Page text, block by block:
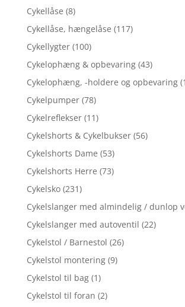
Cykellåse (8)
Cykellåse, hængelåse (117)
Cykellygter (100)
Cykelophæng & opbevaring (43)
Cykelophæng, -holdere og opbevaring
Cykelpumper (78)
Cykelreflekser (11)
Cykelshorts & Cykelbukser (56)
Cykelshorts Dame (53)
Cykelshorts Herre (73)
Cykelsko (231)
Cykelslanger med almindelig / dunlop
Cykelslanger med autoventil (22)
Cykelstol / Barnestol (26)
Cykelstol montering (9)
Cykelstol til bag (1)
Cykelstol til foran (2)